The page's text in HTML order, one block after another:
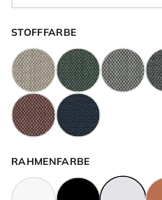
STOFFFARBE
RAHMENFARBE